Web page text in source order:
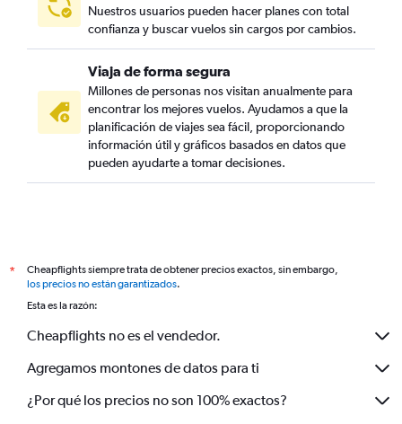
Nuestros usuarios pueden hacer planes con total
confianza y buscar vuelos sin cargos por cambios.
Viaja de forma segura
Millones de personas nos visitan anualmente para
encontrar los mejores vuelos. Ayudamos a que la
planificación de viajes sea fácil, proporcionando
información útil y gráficos basados en datos que
pueden ayudarte a tomar decisiones.
*
Cheapflights siempre trata de obtener precios exactos, sin embargo,
los precios no están garantizados.
Esta es la razón:
Cheapflights no es el vendedor.
Agregamos montones de datos para ti
¿Por qué los precios no son 100% exactos?